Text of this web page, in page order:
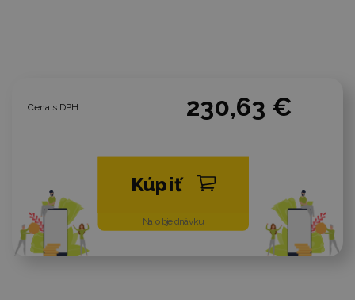
Cena s DPH 230,63 €
Na objednávku
Kúpiť